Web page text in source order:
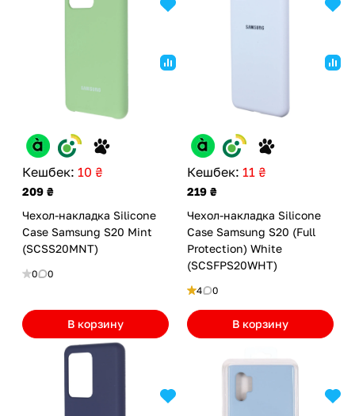
Кешбек: 10 ₴
209 ₴
Чехол-накладка Silicone
Case Samsung S20 Mint
(SCSS20MNT)
0 0
В корзину
Кешбек: 11 ₴
219 ₴
Чехол-накладка Silicone
Case Samsung S20 (Full
Protection) White
(SCSFPS20WHT)
4 0
В корзину